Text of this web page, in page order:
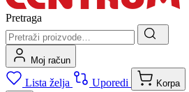
Pretraga
Moj račun
Lista želja Uporedi Korpa